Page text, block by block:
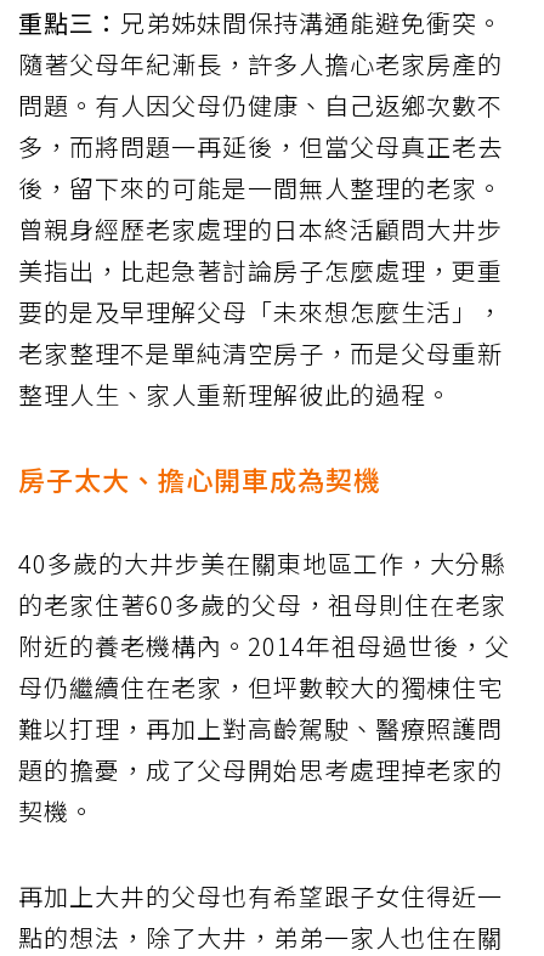
重點三： 兄弟姊妹間保持溝通能避免衝突。
隨著父母年紀漸長，許多人擔心老家房產的
問題。有人因父母仍健康、自己返鄉次數不
多，而將問題一再延後，但當父母真正老去
後，留下來的可能是一間無人整理的老家。
曾親身經歷老家處理的日本終活顧問大井步
美指出 ，比起急著討論房子怎麼處理，更重
要的是及早理解父母「未來想怎麼生活」，
老家整理不是單純清空房子，而是父母重新
整理人生、家人重新理解彼此的過程。
房子太大、擔心開車成為契機
40多歲的大井步美在關東地區工作，大分縣
的老家住著60多歲的父母，祖母則住在老家
附近的養老機構內。2014年祖母過世後，父
母仍繼續住在老家，但坪數較大的獨棟住宅
難以打理，再加上對高齡駕駛、醫療照護問
題的擔憂，成了父母開始思考處理掉老家的
契機。
再加上大井的父母也有希望跟子女住得近一
點的想法，除了大井，弟弟一家人也住在關